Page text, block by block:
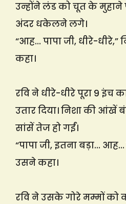
उन्होंने लंड को चूत के मुहाने
अंदर धकेलने लगे।
“आह… पापा जी, धीरे-धीरे,”
कहा।
रवि ने धीरे-धीरे पूरा 9 इंच
उतार दिया। निशा की आंखें
सांसें तेज हो गईं।
“पापा जी, इतना बड़ा…
उसने कहा।
रवि ने उसके गोरे मम्मों